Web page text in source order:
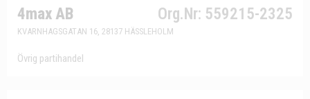
4max AB Org.Nr: 559215-2325
KVARNHAGSGATAN 16, 28137 HÄSSLEHOLM
Övrig partihandel